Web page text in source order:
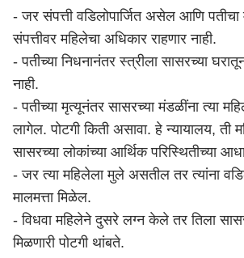
- जर संपत्ती वडिलोपार्जित असेल आणि पतीचा
संपत्तीवर महिलेचा अधिकार राहणार नाही.
- पतीच्या निधनानंतर स्त्रीला सासरच्या
नाही.
- पतीच्या मृत्यूनंतर सासरच्या मंडळींना त्या
लागेल. पोटगी किती असावा. हे न्यायालय, ती
सासरच्या लोकांच्या आर्थिक परिस्थितीच्या
- जर त्या महिलेला मुले असतील तर त्यांना
मालमत्ता मिळेल.
- विधवा महिलेने दुसरे लग्न केले तर तिला
मिळणारी पोटगी थांबते.